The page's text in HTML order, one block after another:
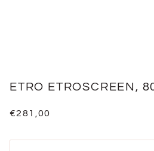
ETRO ETROSCREEN,
€281,00